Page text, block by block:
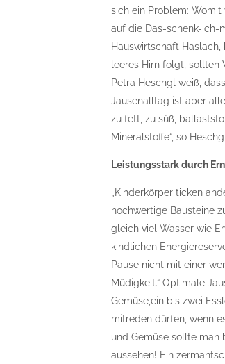
sich ein Problem:
auf die Das-schenk-ich-
Hauswirtschaft
leeres Hirn folgt, sollten
Petra Heschgl weiß,
Jausenalltag ist aber
zu fett, zu süß,
Mineralstoffe“, so
Leistungsstark durch
„Kinderkörper ticken
hochwertige Bausteine
gleich viel Wasser wie
kindlichen
Pause nicht mit einer
Müdigkeit.“ Optimale
Gemüse,ein bis zwei
mitreden dürfen, wenn
und Gemüse sollte man
aussehen! Ein